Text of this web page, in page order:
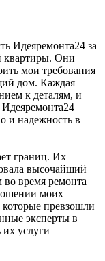
Идеяремонта24 за
квартиры. Они
мои требования
дом. Каждая
к деталям, и
Идеяремонта24
и надежность в
границ. Их
высочайший
во время ремонта
моих
превзошли
эксперты в
их услуги